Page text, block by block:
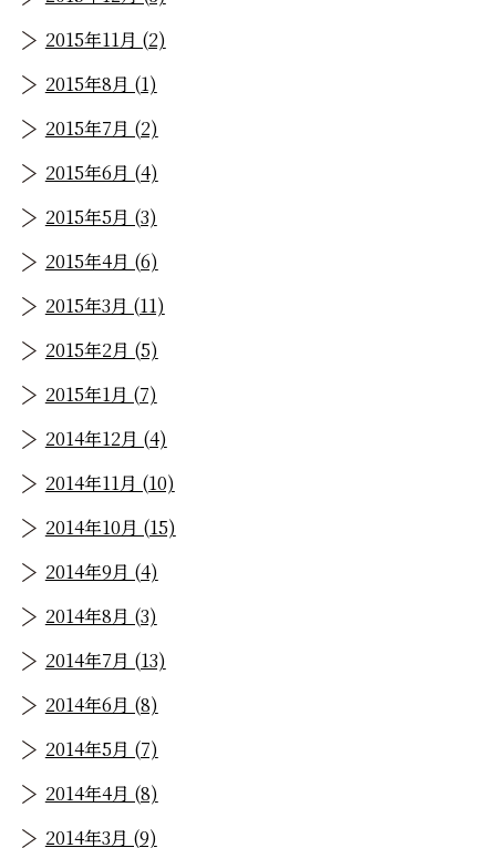
2015年11月 (2)
2015年8月 (1)
2015年7月 (2)
2015年6月 (4)
2015年5月 (3)
2015年4月 (6)
2015年3月 (11)
2015年2月 (5)
2015年1月 (7)
2014年12月 (4)
2014年11月 (10)
2014年10月 (15)
2014年9月 (4)
2014年8月 (3)
2014年7月 (13)
2014年6月 (8)
2014年5月 (7)
2014年4月 (8)
2014年3月 (9)